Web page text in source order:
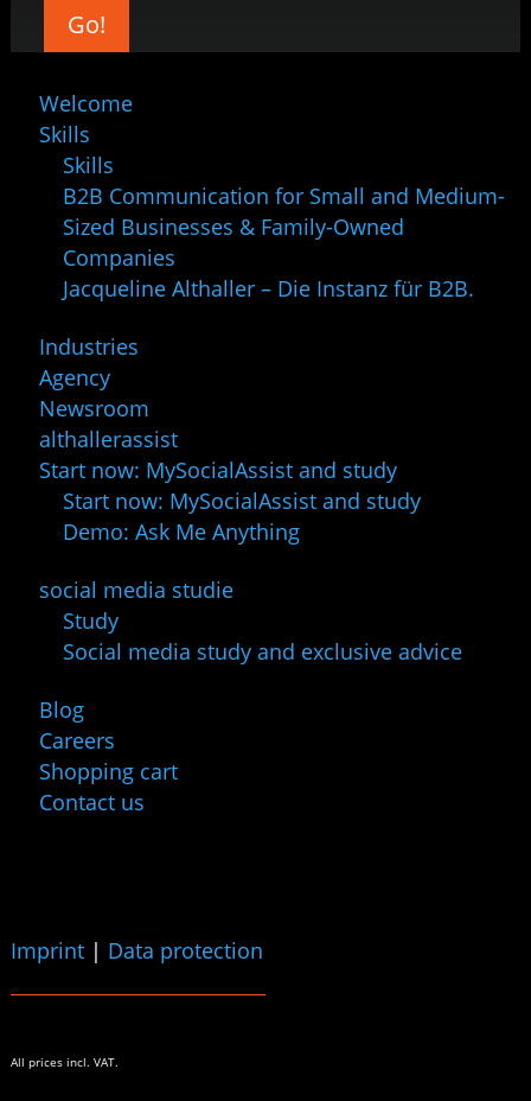
Go!
Welcome
Skills
Skills
B2B Communication for Small and Medium-
Sized Businesses & Family-Owned
Companies
Jacqueline Althaller – Die Instanz für B2B.
Industries
Agency
Newsroom
althallerassist
Start now: MySocialAssist and study
Start now: MySocialAssist and study
Demo: Ask Me Anything
social media studie
Study
Social media study and exclusive advice
Blog
Careers
Shopping cart
Contact us
Imprint| Data protection
All prices incl. VAT.